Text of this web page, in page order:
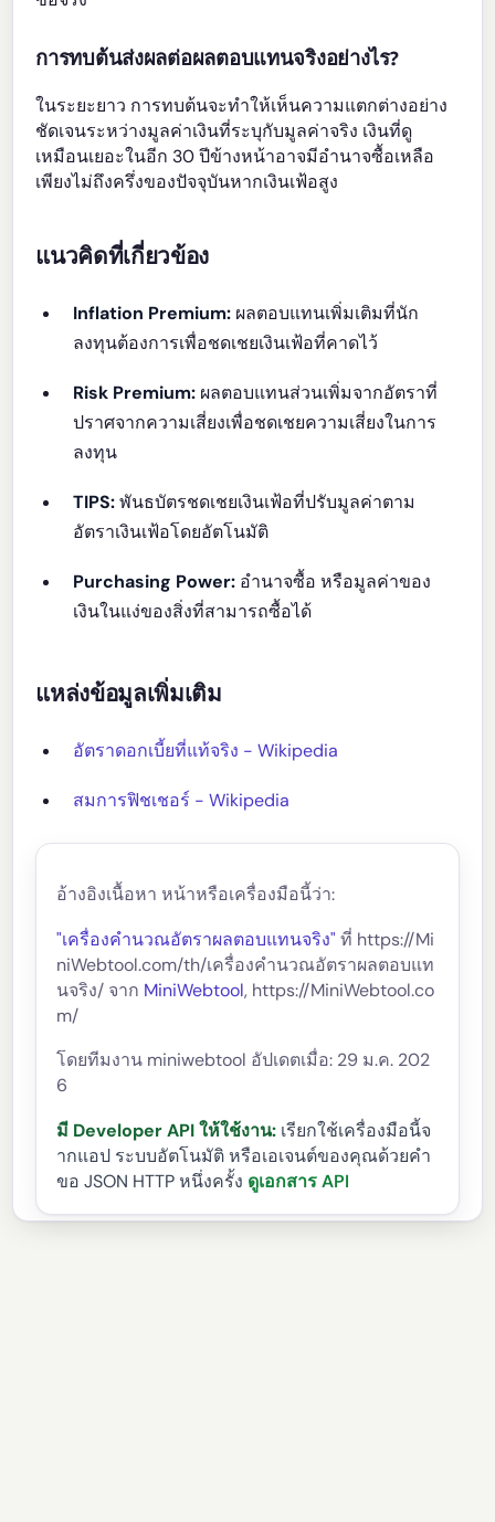
การทบต้นส่งผลต่อผลตอบแทนจริงอย่างไร?
ในระยะยาว การทบต้นจะทำให้เห็นความแตกต่างอย่าง
ชัดเจนระหว่างมูลค่าเงินที่ระบุกับมูลค่าจริง เงินที่ดู
เหมือนเยอะในอีก 30 ปีข้างหน้าอาจมีอำนาจซื้อเหลือ
เพียงไม่ถึงครึ่งของปัจจุบันหากเงินเฟ้อสูง
แนวคิดที่เกี่ยวข้อง
Inflation Premium: ผลตอบแทนเพิ่มเติมที่นัก
ลงทุนต้องการเพื่อชดเชยเงินเฟ้อที่คาดไว้
Risk Premium: ผลตอบแทนส่วนเพิ่มจากอัตราที่
ปราศจากความเสี่ยงเพื่อชดเชยความเสี่ยงในการ
ลงทุน
TIPS:พันธบัตรชดเชยเงินเฟ้อที่ปรับมูลค่าตาม
อัตราเงินเฟ้อโดยอัตโนมัติ
Purchasing Power: อำนาจซื้อ หรือมูลค่าของ
เงินในแง่ของสิ่งที่สามารถซื้อได้
แหล่งข้อมูลเพิ่มเติม
อัตราดอกเบี้ยที่แท้จริง - Wikipedia
สมการฟิชเชอร์ - Wikipedia
อ้างอิงเนื้อหา หน้าหรือเครื่องมือนี้ว่า:
"เครื่องคำนวณอัตราผลตอบแทนจริง" ที่ https://Mi
niWebtool.com/th/เครื่องคำนวณอัตราผลตอบแท
นจริง/ จาก MiniWebtool, https://MiniWebtool.co
m/
โดยทีมงาน miniwebtool อัปเดตเมื่อ: 29 ม.ค. 202
6
มี Developer API ให้ใช้งาน: เรียกใช้เครื่องมือนี้จ
ากแอป ระบบอัตโนมัติ หรือเอเจนต์ของคุณด้วยคำ
ขอ JSON HTTP หนึ่งครั้ง ดูเอกสาร API